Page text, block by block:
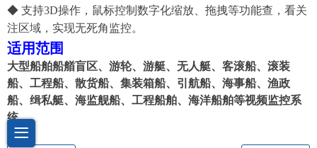
◆ 支持3D操作，鼠标控制数字化缩放、拖拽等功能查 ， 看关
注区域，实现无死角监控。
适用范围
大型船舶船艏盲区、 游轮、游艇、无人艇、客滚船、滚装
船、 工程船、 散货船、 集装箱船、 引航船、海事船、渔政
船、缉私艇、海监舰船、工程船舶、海洋船舶等视频监控系
统。